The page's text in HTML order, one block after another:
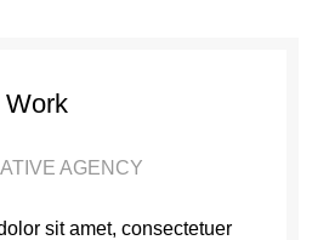
Work
AGENCY
sit amet, consectetuer